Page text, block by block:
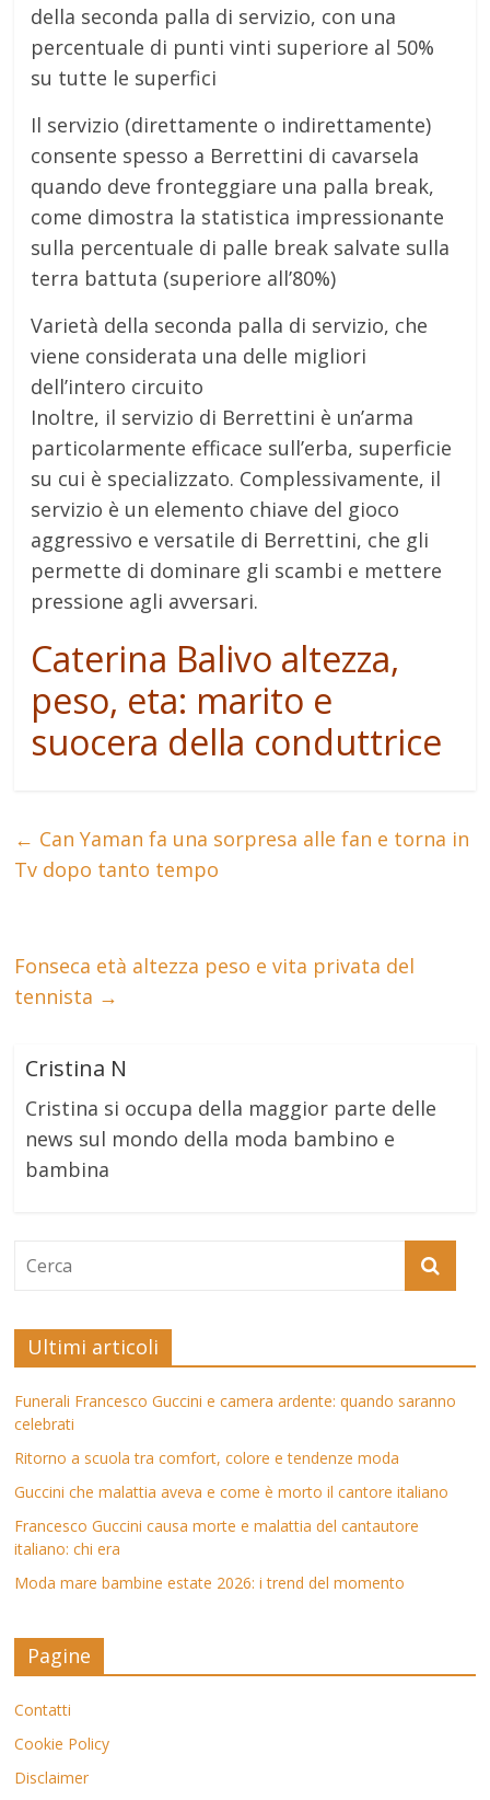
della seconda palla di servizio, con una
percentuale di punti vinti superiore al 50%
su tutte le superfici
Il servizio (direttamente o indirettamente)
consente spesso a Berrettini di cavarsela
quando deve fronteggiare una palla break,
come dimostra la statistica impressionante
sulla percentuale di palle break salvate sulla
terra battuta (superiore all’80%)
Varietà della seconda palla di servizio, che
viene considerata una delle migliori
dell’intero circuito
Inoltre, il servizio di Berrettini è un’arma
particolarmente efficace sull’erba, superficie
su cui è specializzato. Complessivamente, il
servizio è un elemento chiave del gioco
aggressivo e versatile di Berrettini, che gli
permette di dominare gli scambi e mettere
pressione agli avversari.
Caterina Balivo altezza,
peso, eta: marito e
suocera della conduttrice
← Can Yaman fa una sorpresa alle fan e torna in
Tv dopo tanto tempo
Fonseca età altezza peso e vita privata del
tennista →
Cristina N
Cristina si occupa della maggior parte delle
news sul mondo della moda bambino e
bambina
Ultimi articoli
Funerali Francesco Guccini e camera ardente: quando saranno
celebrati
Ritorno a scuola tra comfort, colore e tendenze moda
Guccini che malattia aveva e come è morto il cantore italiano
Francesco Guccini causa morte e malattia del cantautore
italiano: chi era
Moda mare bambine estate 2026: i trend del momento
Pagine
Contatti
Cookie Policy
Disclaimer